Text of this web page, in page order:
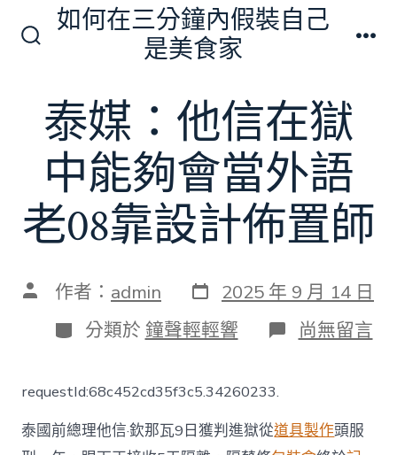
換
開
關
如何在三分鐘內假裝自己
是美食家
泰媒：他信在獄
中能夠會當外語
老08靠設計佈置師
文 作者： admin 發
表
日
期
2025 年 9 月 14 日
分
類
分類於 鐘聲輕輕響 在
〈泰
在
獄
尚無留言
requestId:68c452cd35f3c5.34260233.
泰國前總理他信·欽那瓦9日獲判進獄從道具製作頭服